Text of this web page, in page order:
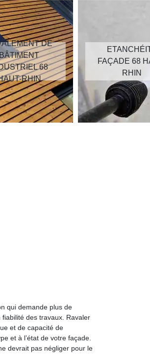
DE
BÂTIMENT
68
RHIN
FAÇADE 68
RHIN
qui demande plus de
fiabilité des travaux. Ravaler
et de capacité de
et à l’état de votre façade.
devrait pas négliger pour le